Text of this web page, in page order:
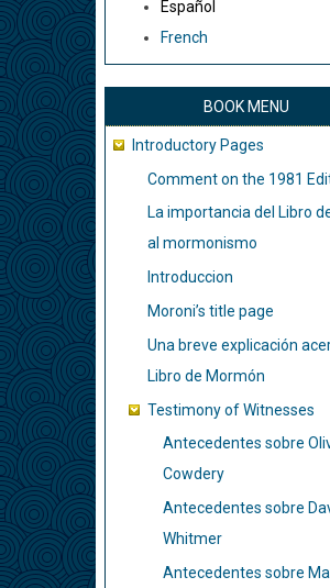
navegación
Español
French
BOOK MENU
Introductory Pages
Comment on the 1981
La importancia del Libro
al mormonismo
Introduccion
Moroni’s title page
Una breve explicación
Libro de Mormón
Testimony of Witnesses
Antecedentes sobre
Cowdery
Antecedentes sobre
Whitmer
Antecedentes sobre